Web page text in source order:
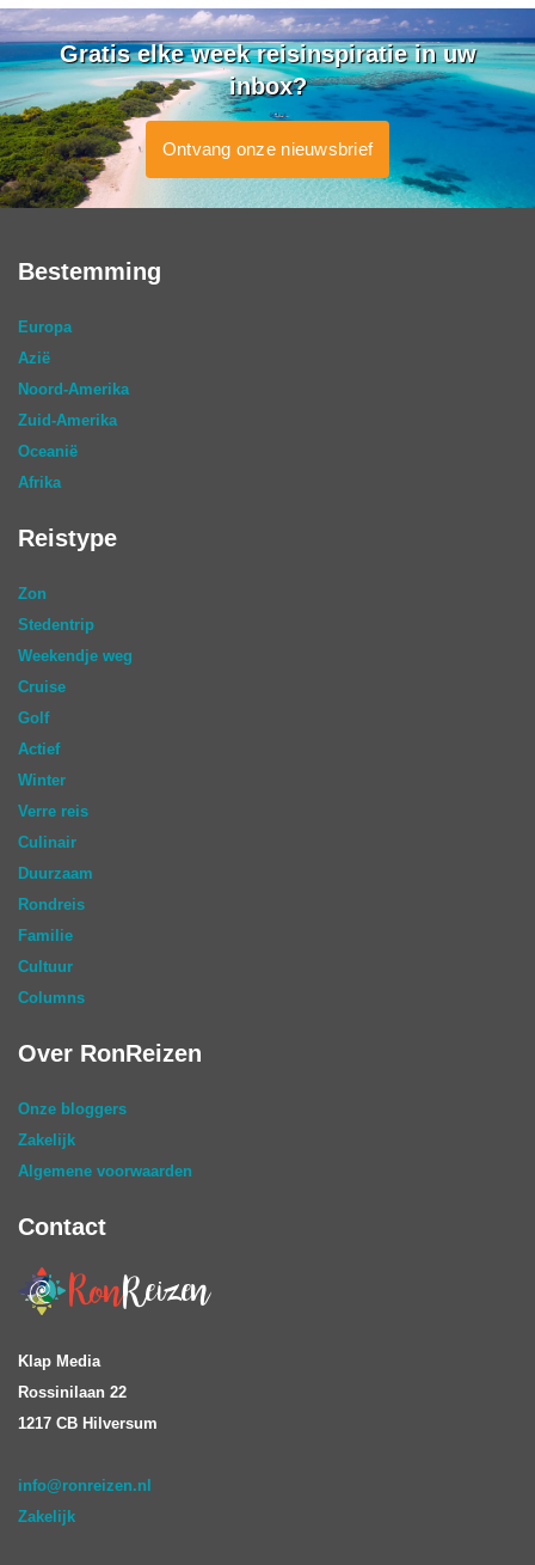
Gratis elke week reisinspiratie in uw
inbox?
Ontvang onze nieuwsbrief
Bestemming
Europa
Azië
Noord-Amerika
Zuid-Amerika
Oceanië
Afrika
Reistype
Zon
Stedentrip
Weekendje weg
Cruise
Golf
Actief
Winter
Verre reis
Culinair
Duurzaam
Rondreis
Familie
Cultuur
Columns
Over RonReizen
Onze bloggers
Zakelijk
Algemene voorwaarden
Contact
Klap Media
Rossinilaan 22
1217 CB Hilversum
info@ronreizen.nl
Zakelijk